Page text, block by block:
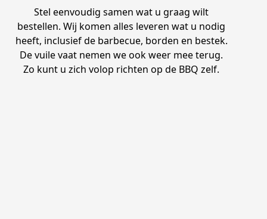
Stel eenvoudig samen wat u graag wilt
bestellen. Wij komen alles leveren wat u nodig
heeft, inclusief de barbecue, borden en bestek.
De vuile vaat nemen we ook weer mee terug.
Zo kunt u zich volop richten op de BBQ zelf.